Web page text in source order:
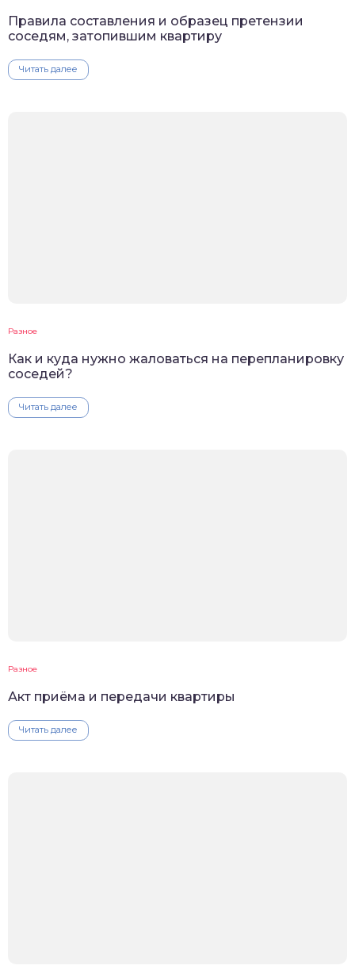
Правила составления и образец претензии
соседям, затопившим квартиру
Читать далее
Разное
Как и куда нужно жаловаться на перепланировку
соседей?
Читать далее
Разное
Акт приёма и передачи квартиры
Читать далее